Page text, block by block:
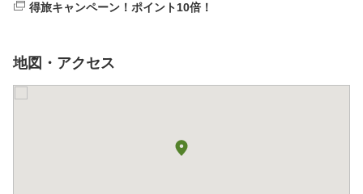
得旅キャンペーン！ポイント10倍！
地図・アクセス